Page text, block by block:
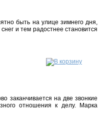
быть на улице зимнего дня,
и тем радостнее становится
заканчивается на две звонкие
отношения к делу. Марка